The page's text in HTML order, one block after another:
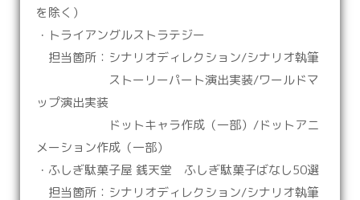
を除く）
・トライアングルストラテジー
担当箇所：シナリオディレクション/シナリオ執筆
ストーリーパート演出実装/ワールドマ
ップ演出実装
ドットキャラ作成（一部）/ドットアニ
メーション作成（一部）
・ふしぎ駄菓子屋 銭天堂 ふしぎ駄菓子ばなし50選
担当箇所：シナリオディレクション/シナリオ執筆